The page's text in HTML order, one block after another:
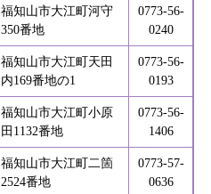
福知山市大江町河守
350番地
0773-56-
0240
福知山市大江町天田
内169番地の1
0773-56-
0193
福知山市大江町小原
田1132番地
0773-56-
1406
福知山市大江町二箇
2524番地
0773-57-
0636